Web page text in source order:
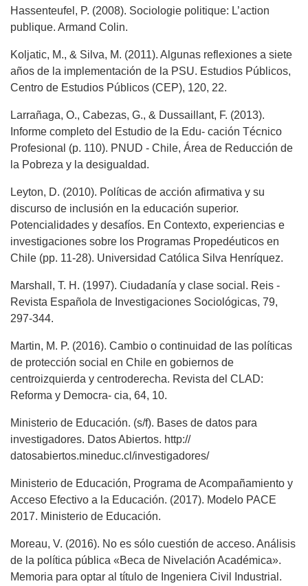
Hassenteufel, P. (2008). Sociologie politique: L’action
publique. Armand Colin.
Koljatic, M., & Silva, M. (2011). Algunas reflexiones a siete
años de la implementación de la PSU. Estudios Públicos,
Centro de Estudios Públicos (CEP), 120, 22.
Larrañaga, O., Cabezas, G., & Dussaillant, F. (2013).
Informe completo del Estudio de la Edu- cación Técnico
Profesional (p. 110). PNUD - Chile, Área de Reducción de
la Pobreza y la desigualdad.
Leyton, D. (2010). Políticas de acción afirmativa y su
discurso de inclusión en la educación superior.
Potencialidades y desafíos. En Contexto, experiencias e
investigaciones sobre los Programas Propedéuticos en
Chile (pp. 11-28). Universidad Católica Silva Henríquez.
Marshall, T. H. (1997). Ciudadanía y clase social. Reis -
Revista Española de Investigaciones Sociológicas, 79,
297-344.
Martin, M. P. (2016). Cambio o continuidad de las políticas
de protección social en Chile en gobiernos de
centroizquierda y centroderecha. Revista del CLAD:
Reforma y Democra- cia, 64, 10.
Ministerio de Educación. (s/f). Bases de datos para
investigadores. Datos Abiertos. http://
datosabiertos.mineduc.cl/investigadores/
Ministerio de Educación, Programa de Acompañamiento y
Acceso Efectivo a la Educación. (2017). Modelo PACE
2017. Ministerio de Educación.
Moreau, V. (2016). No es sólo cuestión de acceso. Análisis
de la política pública «Beca de Nivelación Académica».
Memoria para optar al título de Ingeniera Civil Industrial.